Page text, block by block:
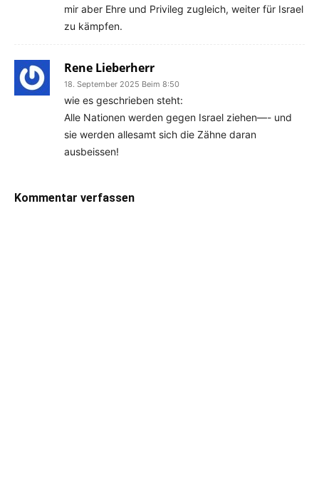
mir aber Ehre und Privileg zugleich, weiter für Israel
zu kämpfen.
Rene Lieberherr
18. September 2025 Beim 8:50
wie es geschrieben steht:
Alle Nationen werden gegen Israel ziehen—- und
sie werden allesamt sich die Zähne daran
ausbeissen!
Kommentar verfassen